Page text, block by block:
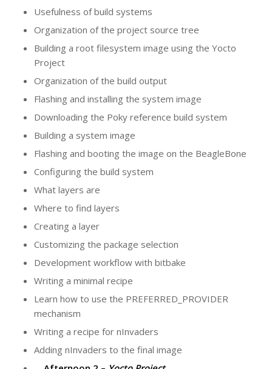
Usefulness of build systems
Organization of the project source tree
Building a root filesystem image using the Yocto
Project
Organization of the build output
Flashing and installing the system image
Downloading the Poky reference build system
Building a system image
Flashing and booting the image on the BeagleBone
Configuring the build system
What layers are
Where to find layers
Creating a layer
Customizing the package selection
Development workflow with bitbake
Writing a minimal recipe
Learn how to use the PREFERRED_PROVIDER
mechanism
Writing a recipe for nInvaders
Adding nInvaders to the final image